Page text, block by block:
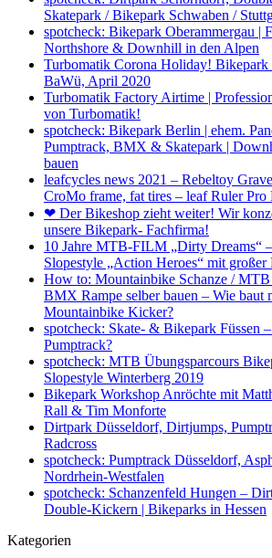
Skatepark / Bikepark Schwaben /
spotcheck: Bikepark Oberammergau |
Northshore & Downhill in den Alpen
Turbomatik Corona Holiday! Bikepark
BaWü, April 2020
Turbomatik Factory Airtime |
von Turbomatik!
spotcheck: Bikepark Berlin | ehem.
Pumptrack, BMX & Skatepark |
bauen
leafcycles news 2021 – Rebeltoy
CroMo frame, fat tires – leaf Ruler
❤ Der Bikeshop zieht weiter! Wir
unsere Bikepark- Fachfirma!
10 Jahre MTB-FILM „Dirty Dreams“
Slopestyle „Action Heroes“ mit großer
How to: Mountainbike Schanze / MTB
BMX Rampe selber bauen – Wie baut
Mountainbike Kicker?
spotcheck: Skate- & Bikepark Füssen
Pumptrack?
spotcheck: MTB Übungsparcours
Slopestyle Winterberg 2019
Bikepark Workshop Anröchte mit
Rall & Tim Monforte
Dirtpark Düsseldorf, Dirtjumps,
Radcross
spotcheck: Pumptrack Düsseldorf,
Nordrhein-Westfalen
spotcheck: Schanzenfeld Hungen –
Double-Kickern | Bikeparks in Hessen
Kategorien